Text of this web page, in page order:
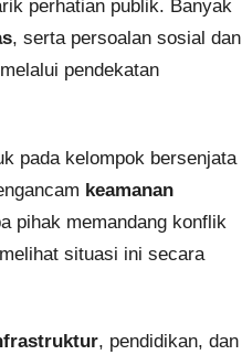
perhatian publik. Banyak
, serta persoalan sosial dan
pendekatan
pada kelompok bersenjata
keamanan
pihak memandang konflik
situasi ini secara
, pendidikan, dan